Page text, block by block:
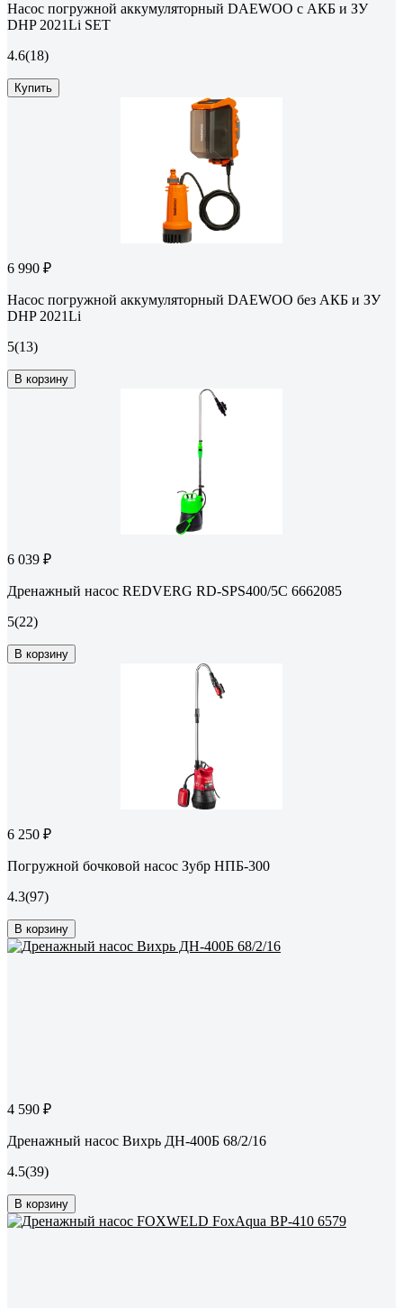
Насос погружной аккумуляторный DAEWOO с АКБ и ЗУ
DHP 2021Li SET
4.6(18)
Купить
6 990 ₽
Насос погружной аккумуляторный DAEWOO без АКБ и ЗУ
DHP 2021Li
5(13)
В корзину
6 039 ₽
Дренажный насос REDVERG RD-SPS400/5C 6662085
5(22)
В корзину
6 250 ₽
Погружной бочковой насос Зубр НПБ-300
4.3(97)
В корзину
4 590 ₽
Дренажный насос Вихрь ДН-400Б 68/2/16
4.5(39)
В корзину